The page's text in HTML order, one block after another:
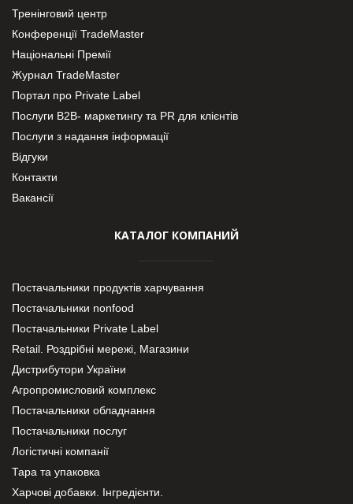
Тренінговий центр
Конференції TradeMaster
Національні Премії
Журнал TradeMaster
Портал про Private Label
Послуги В2В- маркетингу та PR для клієнтів
Послуги з надання інформації
Відгуки
Контакти
Вакансії
КАТАЛОГ КОМПАНИЙ
Постачальники продуктів харчування
Постачальники nonfood
Постачальники Private Label
Retail. Роздрібні мережі, Магазини
Дистрибутори України
Агропромисловий комплекс
Постачальники обладнання
Постачальники послуг
Логістичні компанії
Тара та упаковка
Харчові добавки. Інгредієнти.